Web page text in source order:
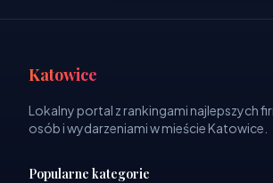
Katowice
Lokalny portal z rankingami najlepszych
osób i wydarzeniami w mieście Katowice.
Popularne kategorie